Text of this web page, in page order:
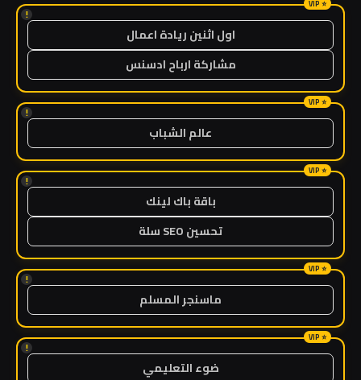
!
اول اثنين ريادة اعمال
مشاركة ارباح ادسنس
!
عالم الشباب
!
باقة باك لينك
تحسين SEO سلة
!
ماسنجر المسلم
!
ضوء التعليمي